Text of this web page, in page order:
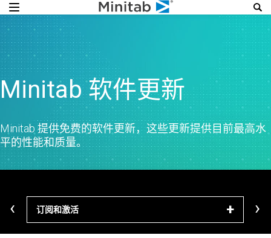
Minitab 软件更新
Minitab 提供免费的软件更新，这些更新提供目前最高水
平的性能和质量。
订阅和激活 下载
‹ ›